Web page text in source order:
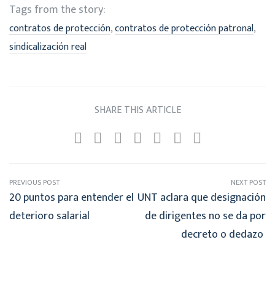
Tags from the story:
contratos de protección,contratos de protección patronal,
sindicalización real
SHARE THIS ARTICLE
PREVIOUS POST
20 puntos para entender el
deterioro salarial
NEXT POST
UNT aclara que designación
de dirigentes no se da por
decreto o dedazo